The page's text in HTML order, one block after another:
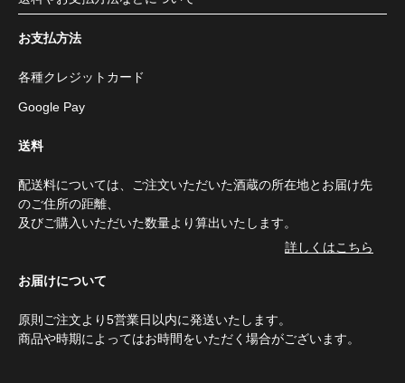
お支払方法
各種クレジットカード
Google Pay
送料
配送料については、ご注文いただいた酒蔵の所在地とお届け先
のご住所の距離、
及びご購入いただいた数量より算出いたします。
詳しくはこちら
お届けについて
原則ご注文より5営業日以内に発送いたします。
商品や時期によってはお時間をいただく場合がございます。